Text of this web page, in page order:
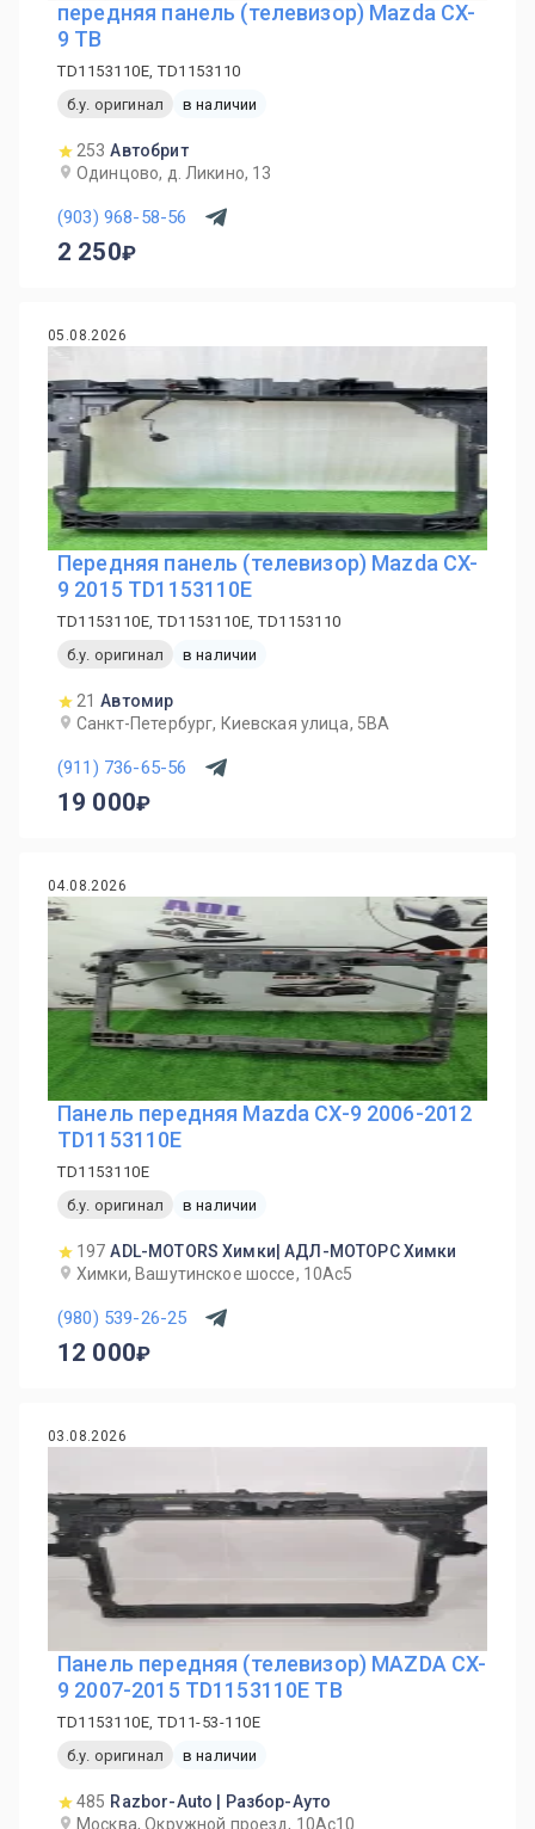
передняя панель (телевизор) Mazda CX-
9 TB
TD1153110E, TD1153110
б.у. оригинал
в наличии
253 Автобрит
Одинцово, д. Ликино, 13
(903) 968-58-56
2 250
05.08.2026
Передняя панель (телевизор) Mazda CX-
9 2015 TD1153110E
TD1153110E, TD1153110E, TD1153110
б.у. оригинал
в наличии
21 Автомир
Санкт-Петербург, Киевская улица, 5ВА
(911) 736-65-56
19 000
04.08.2026
Панель передняя Mazda CX-9 2006-2012
TD1153110E
TD1153110E
б.у. оригинал
в наличии
197 ADL-MOTORS Химки| АДЛ-МОТОРС Химки
Химки, Вашутинское шоссе, 10Ас5
(980) 539-26-25
12 000
03.08.2026
Панель передняя (телевизор) MAZDA CX-
9 2007-2015 TD1153110E TB
TD1153110E, TD11-53-110E
б.у. оригинал
в наличии
485 Razbor-Auto | Разбор-Ауто
Москва, Окружной проезд, 10Ас10